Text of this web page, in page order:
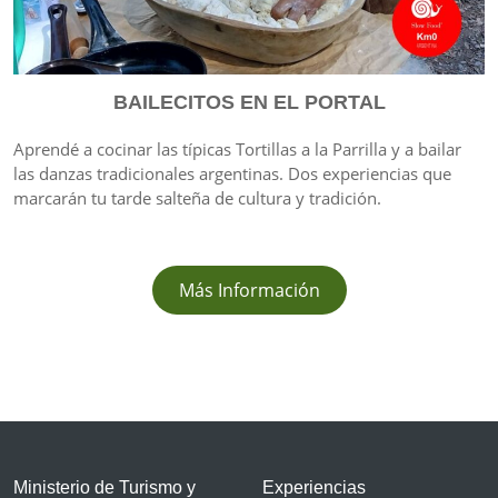
BAILECITOS EN EL PORTAL
Aprendé a cocinar las típicas Tortillas a la Parrilla y a bailar
las danzas tradicionales argentinas. Dos experiencias que
marcarán tu tarde salteña de cultura y tradición.
Más Información
Ministerio de Turismo y
Experiencias